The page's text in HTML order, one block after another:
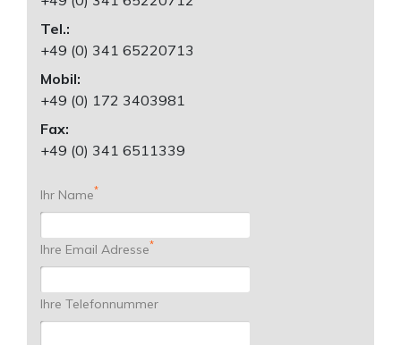
Tel.:
+49 (0) 341 65220713
Mobil:
+49 (0) 172 3403981
Fax:
+49 (0) 341 6511339
Ihr Name*
Ihre Email Adresse*
Ihre Telefonnummer